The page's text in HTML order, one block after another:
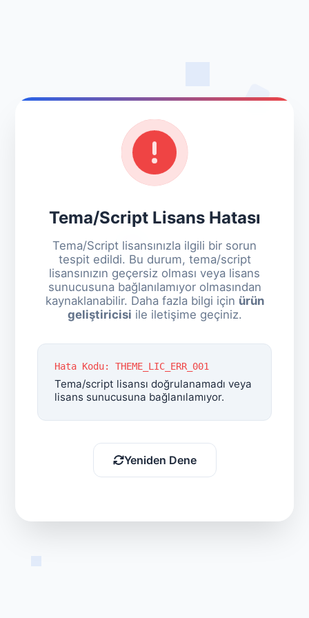
Tema/Script Lisans Hatası
Tema/Script lisansınızla ilgili bir sorun
tespit edildi. Bu durum, tema/script
lisansınızın geçersiz olması veya lisans
sunucusuna bağlanılamıyor olmasından
kaynaklanabilir. Daha fazla bilgi için ürün
geliştiricisi ile iletişime geçiniz.
Hata Kodu: THEME_LIC_ERR_001
Tema/script lisansı doğrulanamadı veya
lisans sunucusuna bağlanılamıyor.
Yeniden Dene